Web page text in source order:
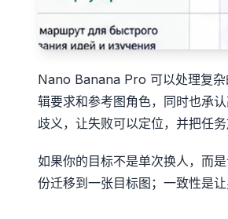
Nano Banana Pro 可以处理复杂
辑要求和参考图角色，同时也承
歧义，让失败可以定位，并把任务
如果你的目标不是单次换人，而
份迁移到一张目标图；一致性是让